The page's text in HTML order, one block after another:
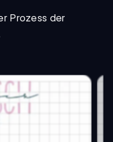
Prozess der